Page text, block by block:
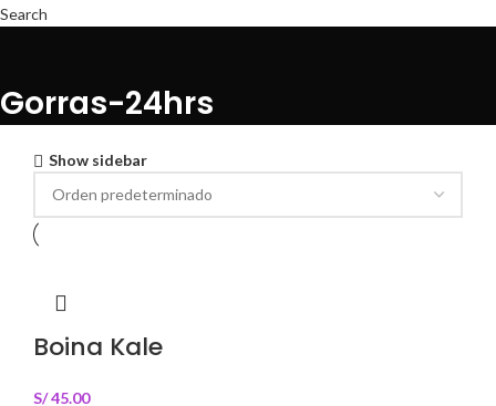
Search
Gorras-24hrs
Show sidebar
Boina Kale
S/45.00